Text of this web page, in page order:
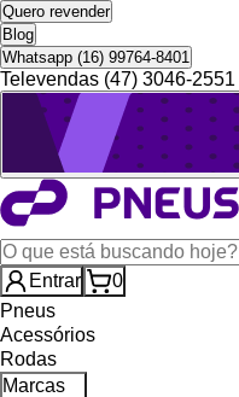
Quero revender
Blog
Whatsapp (16) 99764-8401
Televendas (47) 3046-2551
Entrar
0
Pneus
Acessórios
Rodas
Marcas